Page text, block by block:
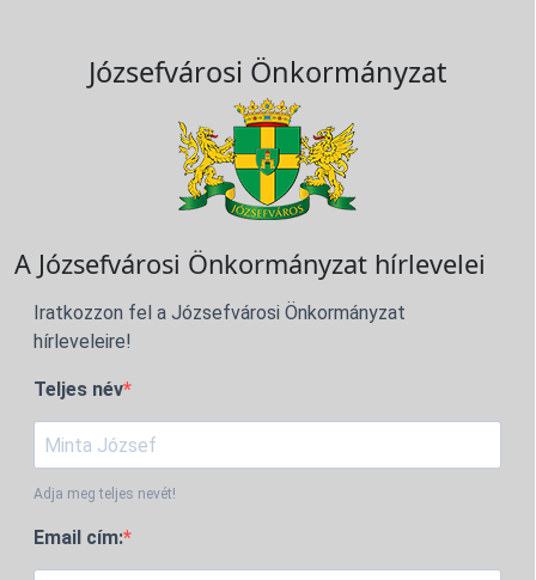
Józsefvárosi Önkormányzat
A Józsefvárosi Önkormányzat hírlevelei
Iratkozzon fel a Józsefvárosi Önkormányzat
hírleveleire!
Teljes név
Adja meg teljes nevét!
Email cím: